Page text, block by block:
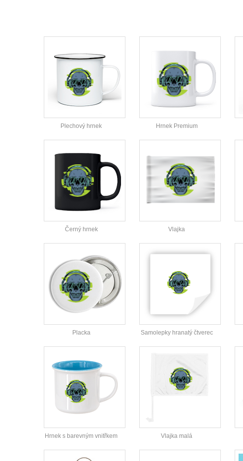
Plechový hrnek Hrnek Premium
Černý hrnek Vlajka
Placka Samolepky hranatý čtverec
Hrnek s barevným vnitřkem Vlajka malá